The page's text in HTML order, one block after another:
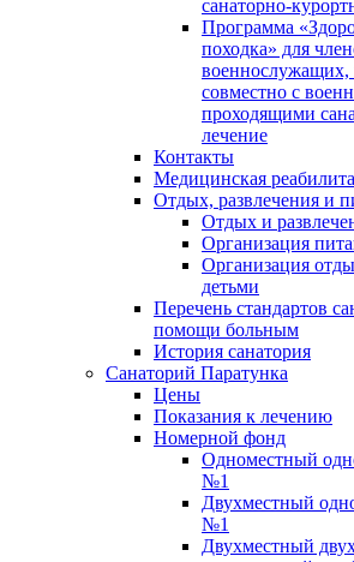
санаторно-
Программа
походка» для
совместно с
проходящими
лечение
Контакты
Медицинская
Отдых, развлечения и
Отдых и
Организация
Организация
детьми
Перечень стандартов
помощи больным
История санатория
Санаторий Паратунка
Цены
Показания к лечению
Номерной фонд
Одноместный
№1
Двухместный
№1
Двухместный